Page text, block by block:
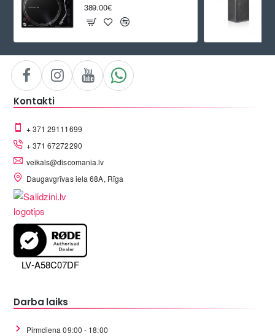
389.00€
Kontakti
+ 371 29111699
+ 371 67272290
veikals@discomania.lv
Daugavgrīvas iela 68A, Rīga
LV-A58C07DF
Darba laiks
Pirmdiena 09:00 - 18:00